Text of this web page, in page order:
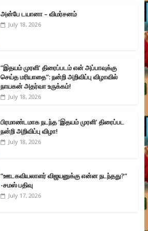
அன்பே டயானா – விமர்சனம்
July 18, 2026
”இதயம் முரளி’ திரைப்படம் என் அப்பாவுக்கு
செய்த மரியாதை”: நன்றி அறிவிப்பு விழாவில்
நாயகன் அதர்வா உருக்கம்!
July 18, 2026
பிரமாண்டமாக நடந்த ‘இதயம் முரளி’ திரைப்பட
நன்றி அறிவிப்பு விழா!
July 18, 2026
”ஊடகவியலாளர் விஜயனுக்கு என்ன நடந்தது?”
-சமஸ் பதிவு
July 17, 2026